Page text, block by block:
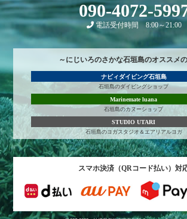
090-4072-
電話受付時間 8:00～21:00
～にじいろのさかな石垣島のオススメ
ナビィダイビング石垣島
石垣島のダイビングショップ
Marinemate luana
石垣島のカヌーショップ
STUDIO UTARI
石垣島のヨガスタジオ＆エアリアルヨガ
スマホ決済（QRコード払い）対